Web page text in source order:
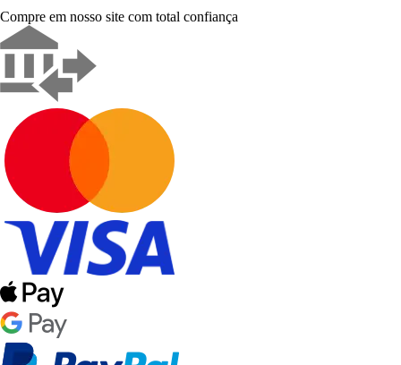
Compre em nosso site com total confiança